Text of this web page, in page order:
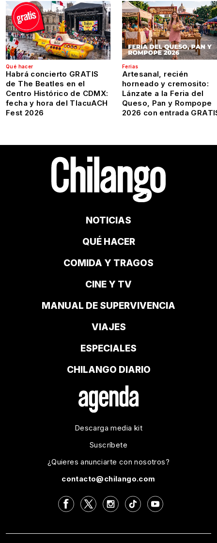
Qué hacer
Habrá concierto GRATIS
de The Beatles en el
Centro Histórico de CDMX:
fecha y hora del TlacuACH
Fest 2026
Ferias
Artesanal, recién
horneado y cremosito:
Lánzate a la Feria del
Queso, Pan y Rompope
2026 con entrada
NOTICIAS
QUÉ HACER
COMIDA Y TRAGOS
CINE Y TV
MANUAL DE SUPERVIVENCIA
VIAJES
ESPECIALES
CHILANGO DIARIO
Descarga media kit
Suscríbete
¿Quieres anunciarte con nosotros?
contacto@chilango.com